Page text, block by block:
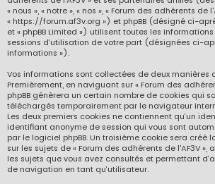
« nous », « notre », « nos », « Forum des adhérents de
« https://forum.af3v.org ») et phpBB (désigné ci-
et « phpBB Limited ») utilisent toutes les
sessions d’utilisation de votre part (désignées ci-
informations »).
Vos informations sont collectées de deux manières
Premièrement, en naviguant sur « Forum des
phpBB génèrera un certain nombre de cookies qui
téléchargés temporairement par le navigateur
Les deux premiers cookies ne contiennent qu’un
identifiant anonyme de session qui vous sont
par le logiciel phpBB. Un troisième cookie sera créé
sur les sujets de « Forum des adhérents de l'AF3V
les sujets que vous avez consultés et permettant
de navigation en tant qu’utilisateur.